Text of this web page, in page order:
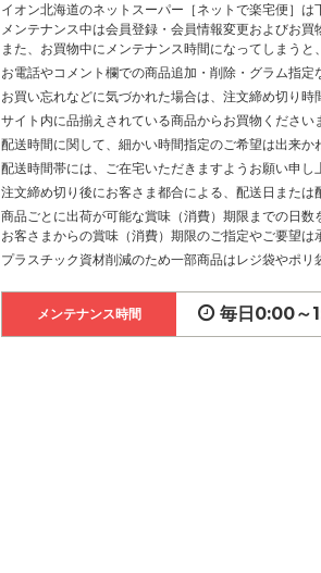
イオン北海道のネットスーパー［ネットで楽宅便］
メンテナンス中は会員登録・会員情報変更およびお買
また、お買物中にメンテナンス時間になってしまう
お電話やコメント欄での商品追加・削除・グラム指定
お買い忘れなどに気づかれた場合は、注文締め切り
サイト内に品揃えされている商品からお買物ください
配送時間に関して、細かい時間指定のご希望は出来か
配送時間帯には、ご在宅いただきますようお願い申し
注文締め切り後にお客さま都合による、配送日または
商品ごとに出荷が可能な賞味（消費）期限までの日
お客さまからの賞味（消費）期限のご指定やご要望は
プラスチック資材削減のため一部商品はレジ袋やポ
メンテナンス時間 毎日0:00～